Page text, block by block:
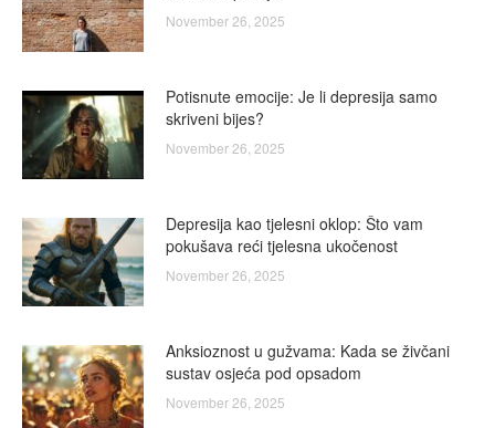
November 26, 2025
Potisnute emocije: Je li depresija samo
skriveni bijes?
November 26, 2025
Depresija kao tjelesni oklop: Što vam
pokušava reći tjelesna ukočenost
November 26, 2025
Anksioznost u gužvama: Kada se živčani
sustav osjeća pod opsadom
November 26, 2025